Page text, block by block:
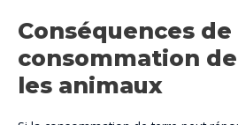
Conséquences de
consommation
les animaux